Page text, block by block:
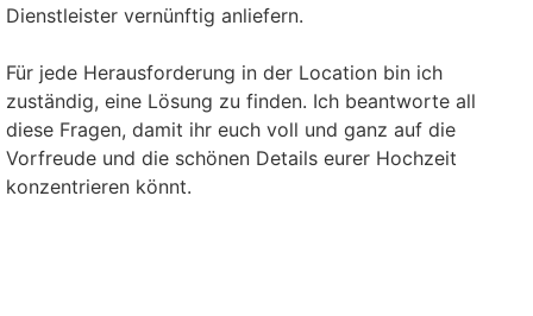
Dienstleister vernünftig anliefern.
Für jede Herausforderung in der Location bin ich
zuständig, eine Lösung zu finden. Ich beantworte all
diese Fragen, damit ihr euch voll und ganz auf die
Vorfreude und die schönen Details eurer Hochzeit
konzentrieren könnt.